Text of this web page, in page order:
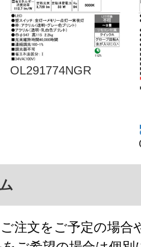
OL291774NGR
注文をご予定の場合